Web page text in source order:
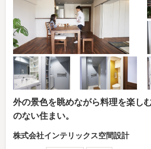
外の景色を眺めながら料理を楽し
のない住まい。
株式会社インテリックス空間設計